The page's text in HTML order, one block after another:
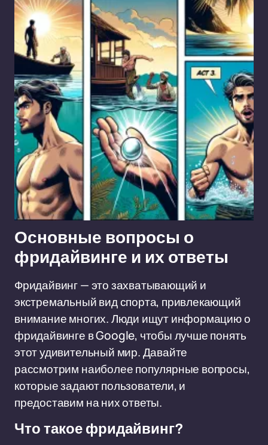
Основные вопросы о
фридайвинге и их ответы
Фридайвинг — это захватывающий и
экстремальный вид спорта, привлекающий
внимание многих. Люди ищут информацию о
фридайвинге в Google, чтобы лучше понять
этот удивительный мир. Давайте
рассмотрим наиболее популярные вопросы,
которые задают пользователи, и
предоставим на них ответы.
Что такое фридайвинг?